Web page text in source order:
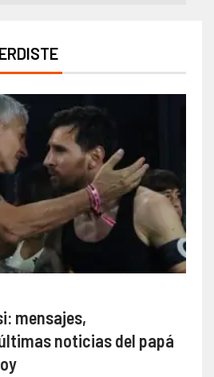
mensajes,
noticias del papá